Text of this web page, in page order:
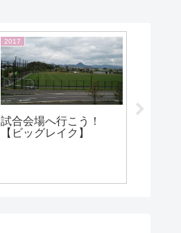
2022
【アルテリーヴォ和歌
山】地域CL2022@徳島